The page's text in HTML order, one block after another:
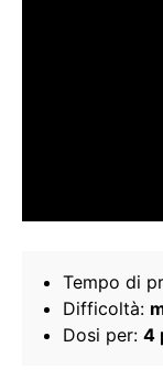
Tempo di
Difficoltà:
Dosi per: 4